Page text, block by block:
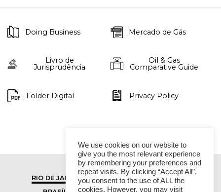
Doing Business Mercado de Gás
Livro de
Jurisprudência
Oil & Gas
Comparative Guide
Folder Digital Privacy Policy
RIO DE JANEIRO
SÃO PAULO
We use cookies on our website to
give you the most relevant experience
by remembering your preferences and
repeat visits. By clicking “Accept All”,
you consent to the use of ALL the
cookies. However, you may visit